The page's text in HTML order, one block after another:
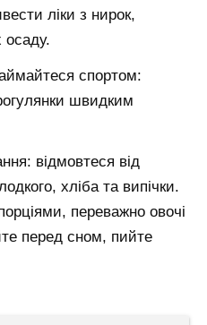
ліки з нирок,
осаду.
спортом:
швидким
відмовтеся від
хліба та випічки.
переважно овочі
перед сном, пийте